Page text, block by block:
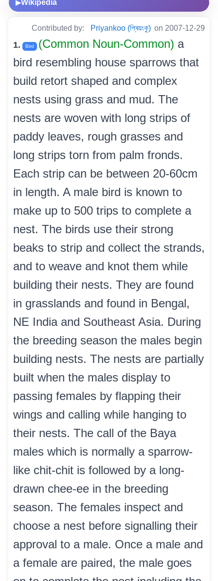
▶Wikipedia
Contributed by: Priyankoo (প্ৰিয়ংকু) on 2007-12-29
1. Bird (Common Noun-Common) a
bird resembling house sparrows that
build retort shaped and complex
nests using grass and mud. The
nests are woven with long strips of
paddy leaves, rough grasses and
long strips torn from palm fronds.
Each strip can be between 20-60cm
in length. A male bird is known to
make up to 500 trips to complete a
nest. The birds use their strong
beaks to strip and collect the strands,
and to weave and knot them while
building their nests. They are found
in grasslands and found in Bengal,
NE India and Southeast Asia. During
the breeding season the males begin
building nests. The nests are partially
built when the males display to
passing females by flapping their
wings and calling while hanging to
their nests. The call of the Baya
males which is normally a sparrow-
like chit-chit is followed by a long-
drawn chee-ee in the breeding
season. The females inspect and
choose a nest before signalling their
approval to a male. Once a male and
a female are paired, the male goes